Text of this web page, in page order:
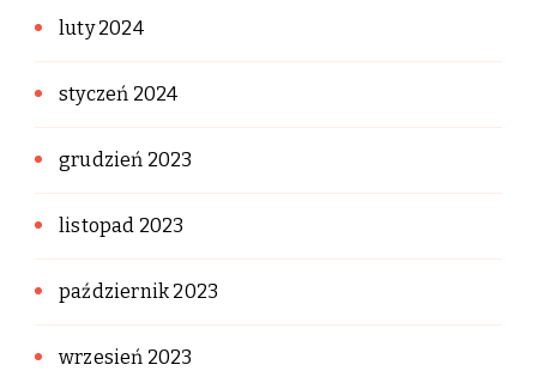
luty 2024
styczeń 2024
grudzień 2023
listopad 2023
październik 2023
wrzesień 2023